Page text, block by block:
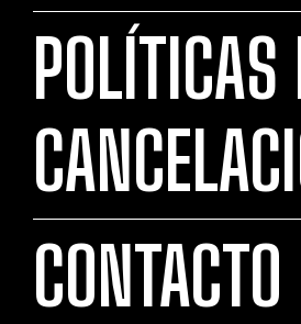
POLÍTICAS
CONTACTO